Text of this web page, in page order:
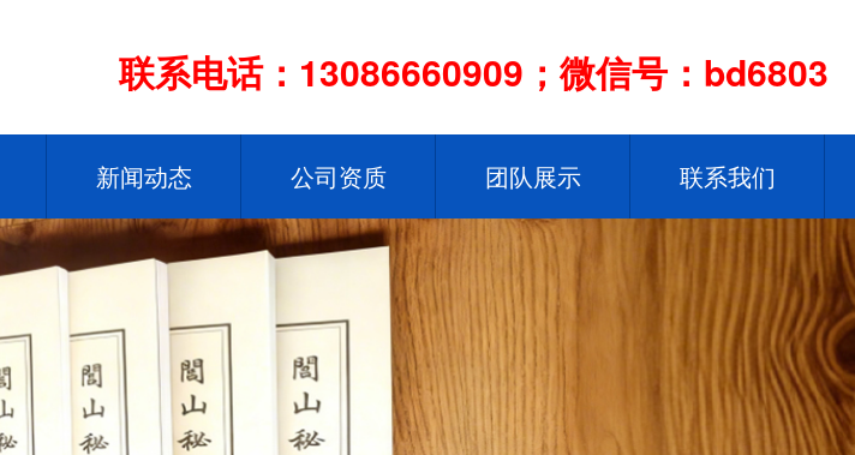
联系电话：13086660909；微信号：bd6803
新闻动态 公司资质 团队展示 联系我们